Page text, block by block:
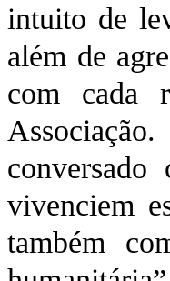
intuito de
além de
com cada
vivenciem
também